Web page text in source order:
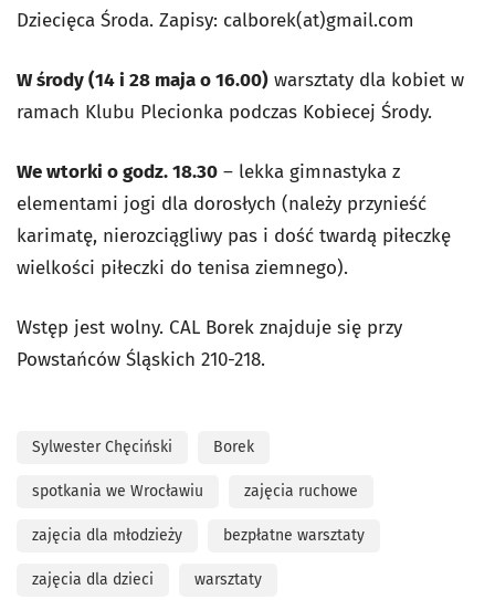
Dziecięca Środa. Zapisy: calborek(at)gmail.com
W środy (14 i 28 maja o 16.00) warsztaty dla kobiet w
ramach Klubu Plecionka podczas Kobiecej Środy.
We wtorki o godz. 18.30 – lekka gimnastyka z
elementami jogi dla dorosłych (należy przynieść
karimatę, nierozciągliwy pas i dość twardą piłeczkę
wielkości piłeczki do tenisa ziemnego).
Wstęp jest wolny. CAL Borek znajduje się przy
Powstańców Śląskich 210-218.
Sylwester Chęciński Borek
spotkania we Wrocławiu zajęcia ruchowe
zajęcia dla młodzieży bezpłatne warsztaty
zajęcia dla dzieci warsztaty